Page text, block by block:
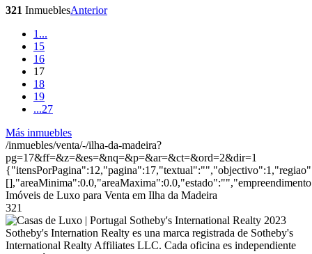
321 InmueblesAnterior
1 ...
15
16
17
18
19
...27
Más inmuebles
/inmuebles/venta/-/ilha-da-madeira?
pg=17&ff=&z=&es=&nq=&p=&ar=&ct=&ord=2&dir=1
Imóveis de Luxo para Venta em Ilha da Madeira
321
2023
Sotheby's Internation Realty es una marca registrada de Sotheby's
International Realty Affiliates LLC. Cada oficina es independiente